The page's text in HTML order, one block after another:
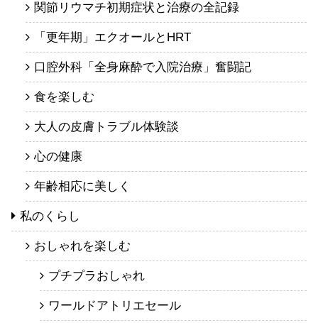
関節リウマチ初期症状と治療の全記録
「更年期」エクオールとHRT
口腔外科「全身麻酔で入院治療」奮闘記
食を楽しむ
大人の皮膚トラブル体験談
心の健康
年齢相応に美しく
私のくらし
おしゃれを楽しむ
プチプラおしゃれ
ワールドアトリエセール